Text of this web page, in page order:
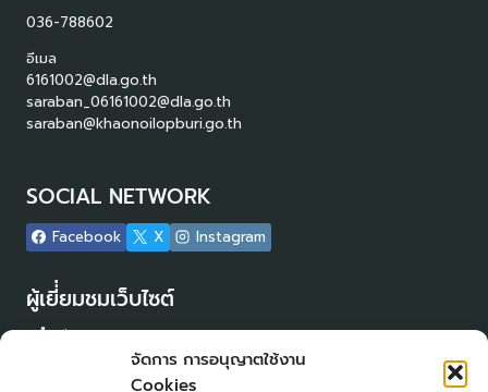
จัดการ การอนุญาตใช้งาน
Cookies
036-788602
อีเมล
6161002@dla.go.th
saraban_06161002@dla.go.th
saraban@khaonoilopburi.go.th
SOCIAL NETWORK
Facebook X Instagram
ผู้เยี่่ยมชมเว็บไซต์